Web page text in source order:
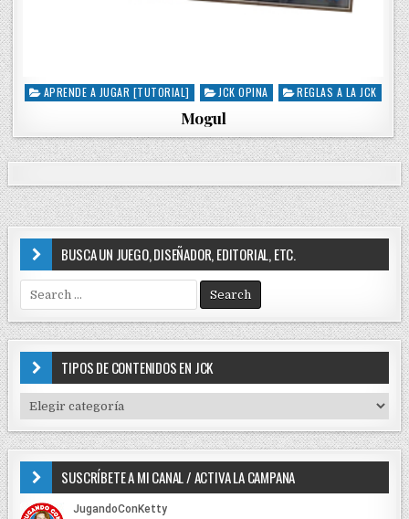
P
t
e
d
i
n
APRENDE A JUGAR [TUTORIAL] JCK OPINA REGLAS A LA JCK
Mogul
BUSCA UN JUEGO, DISEÑADOR, EDITORIAL, ETC.
e
a
r
f
r
:
TIPOS DE CONTENIDOS EN JCK
I
P
D
E
SUSCRÍBETE A MI CANAL / ACTIVA LA CAMPANA